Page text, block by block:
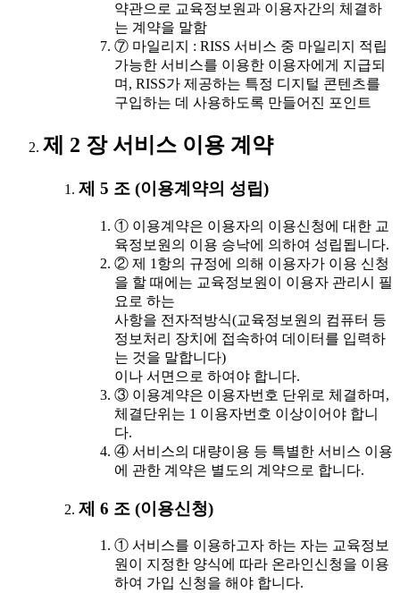
약관으로 교육정보원과 이용자간의 체결하
는 계약을 말함
⑦ 마일리지 : RISS 서비스 중 마일리지 적립
가능한 서비스를 이용한 이용자에게 지급되
며, RISS가 제공하는 특정 디지털 콘텐츠를
구입하는 데 사용하도록 만들어진 포인트
제 2 장 서비스 이용 계약
제 5 조 (이용계약의 성립)
① 이용계약은 이용자의 이용신청에 대한 교
육정보원의 이용 승낙에 의하여 성립됩니다.
② 제 1항의 규정에 의해 이용자가 이용 신청
을 할 때에는 교육정보원이 이용자 관리시 필
요로 하는
사항을 전자적방식(교육정보원의 컴퓨터 등
정보처리 장치에 접속하여 데이터를 입력하
는 것을 말합니다)
이나 서면으로 하여야 합니다.
③ 이용계약은 이용자번호 단위로 체결하며,
체결단위는 1 이용자번호 이상이어야 합니
다.
④ 서비스의 대량이용 등 특별한 서비스 이용
에 관한 계약은 별도의 계약으로 합니다.
제 6 조 (이용신청)
① 서비스를 이용하고자 하는 자는 교육정보
원이 지정한 양식에 따라 온라인신청을 이용
하여 가입 신청을 해야 합니다.